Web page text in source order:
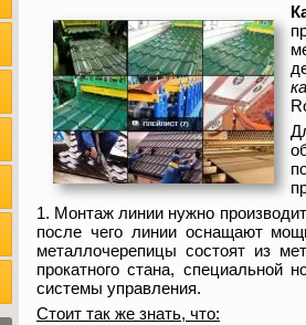
1. Монтаж линии нужно
после чего линии оснащают
металлочерепицы состоят из
прокатного стана, специальной
системы управления.
Стоит так же знать, что: